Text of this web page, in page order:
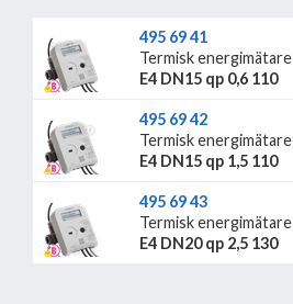
495 69 41
Termisk energimätare
E4 DN15 qp 0,6 110
495 69 42
Termisk energimätare
E4 DN15 qp 1,5 110
495 69 43
Termisk energimätare
E4 DN20 qp 2,5 130